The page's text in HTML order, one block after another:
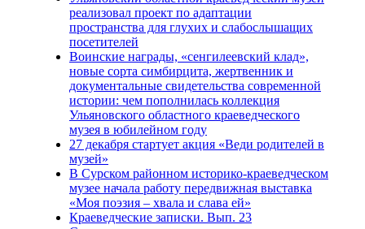
реализовал проект по адаптации
пространства для глухих и слабослышащих
посетителей
Воинские награды, «сенгилеевский клад»,
новые сорта симбирцита, жертвенник и
документальные свидетельства современной
истории: чем пополнилась коллекция
Ульяновского областного краеведческого
музея в юбилейном году
27 декабря стартует акция «Веди родителей в
музей»
В Сурском районном историко-краеведческом
музее начала работу передвижная выставка
«Моя поэзия – хвала и слава ей»
Краеведческие записки. Вып. 23